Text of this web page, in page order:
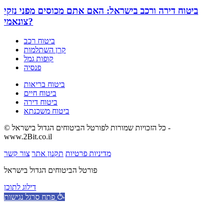
ביטוח דירה ורכב בישראל: האם אתם מכוסים מפני נזקי
צונאמי?
ביטוח רכב
קרן השתלמות
קופות גמל
פנסיה
ביטוח בריאות
ביטוח חיים
ביטוח דירה
ביטוח משכנתא
© כל הזכויות שמורות לפורטל הביטוחים הגדול בישראל -
www.2Bit.co.il
מדיניות פרטיות תקנון אתר צור קשר
פורטל הביטוחים הגדול בישראל
דילוג לתוכן
פתח סרגל נגישות